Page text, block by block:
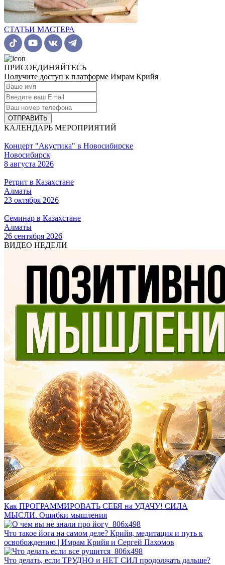
СТАТЬИ МАСТЕРА
ПРИСОЕДИНЯЙТЕСЬ
Получите доступ к платформе Имрам Крийя
ОТПРАВИТЬ
КАЛЕНДАРЬ МЕРОПРИЯТИЙ
Концерт "Акустика" в Новосибирске
Новосибирск
8 августа 2026
Ретрит в Казахстане
Алматы
23 октября 2026
Семинар в Казахстане
Алматы
26 сентября 2026
ВИДЕО НЕДЕЛИ
Как ПРОГРАММИРОВАТЬ СЕБЯ на УДАЧУ! СИЛА
МЫСЛИ. Ошибки мышления
Что такое йога на самом деле? Крийя, медитация и путь к
освобождению | Имрам Крийя и Сергей Пахомов
Что делать, если ТРУДНО и НЕТ СИЛ продолжать дальше?